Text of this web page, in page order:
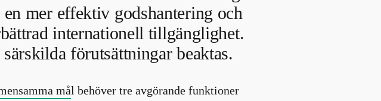
mer effektiv godshantering och
internationell tillgänglighet.
förutsättningar beaktas.
mål behöver tre avgörande funktioner